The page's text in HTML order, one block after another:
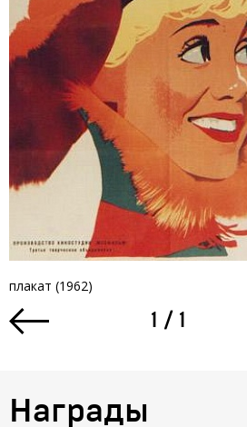
плакат (1962)
1 / 1
Награды